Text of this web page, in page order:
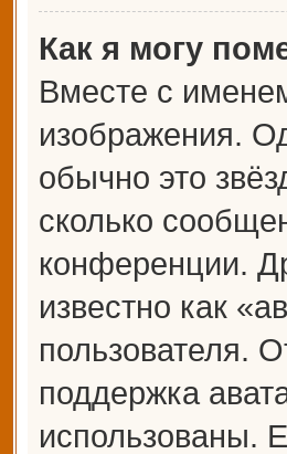
Как я могу
Вместе с
изображения.
обычно это
сколько
конференции.
известно как
пользователя.
поддержка
использованы.